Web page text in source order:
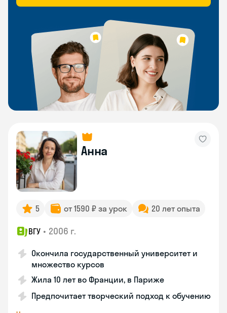
Анна
5 от 1590 ₽ за урок 20 лет опыта
ВГУ • 2006 г.
Окончила государственный университет и
множество курсов
Жила 10 лет во Франции, в Париже
Предпочитает творческий подход к обучению